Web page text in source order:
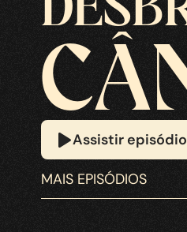
Assistir episódio
Assistir episódio
MAIS EPISÓDIOS